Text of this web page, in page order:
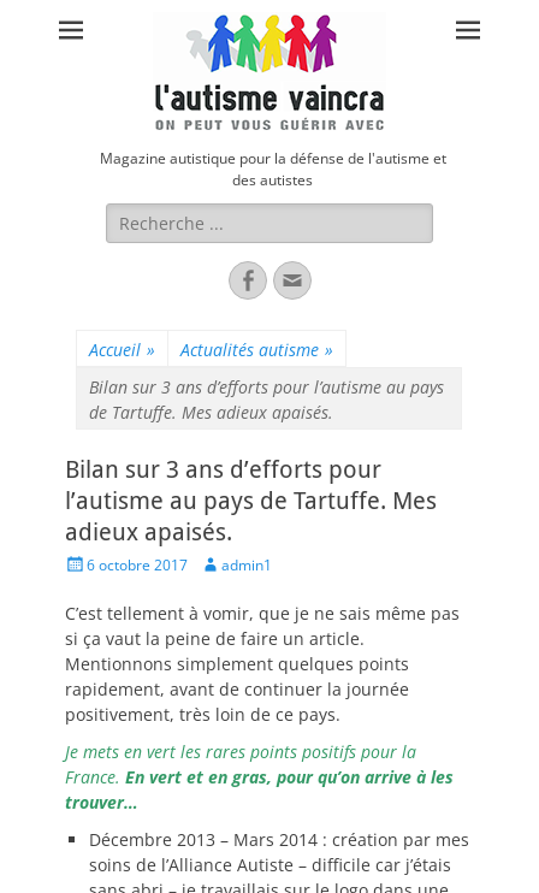
Magazine autistique pour la défense de l'autisme et
des autistes
Rechercher :
FacebookAdresse
de
Accueil » Actualités autisme »
Bilan sur 3 ans d’efforts pour l’autisme au pays
de Tartuffe. Mes adieux apaisés.
Bilan sur 3 ans d’efforts pour
l’autisme au pays de Tartuffe. Mes
adieux apaisés.
Posted6 octobre 2017 Author
admin1
C’est tellement à vomir, que je ne sais même pas
si ça vaut la peine de faire un article.
Mentionnons simplement quelques points
rapidement, avant de continuer la journée
positivement, très loin de ce pays.
Je mets en vert les rares points positifs pour la
France. En vert et en gras, pour qu’on arrive à les
trouver…
Décembre 2013 – Mars 2014 : création par mes
soins de l’Alliance Autiste – difficile car j’étais